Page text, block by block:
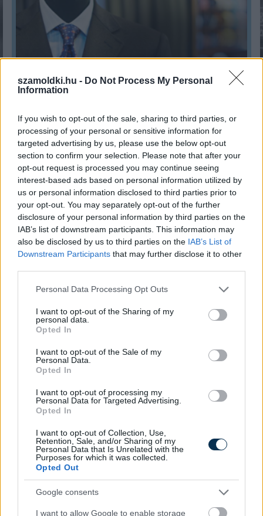
szamoldki.hu - Do Not Process My Personal
Information
If you wish to opt-out of the sale, sharing to third parties, or
processing of your personal or sensitive information for
targeted advertising by us, please use the below opt-out
section to confirm your selection. Please note that after your
opt-out request is processed you may continue seeing
interest-based ads based on personal information utilized by
us or personal information disclosed to third parties prior to
your opt-out. You may separately opt-out of the further
disclosure of your personal information by third parties on the
IAB’s list of downstream participants. This information may
also be disclosed by us to third parties on the IAB’s List of
Downstream Participants that may further disclose it to other
Please note that this website/app uses one or more Google
not limited to your visit or usage behaviour. You may click to
grant or deny consent to Google and its third-party tags to
use your data for below specified purposes in below Google
consent section.
Personal Data Processing Opt Outs
I want to opt-out of the Sharing of my
personal data.
Opted In
I want to opt-out of the Sale of my
Personal Data.
Opted In
I want to opt-out of processing my
Personal Data for Targeted Advertising.
Opted In
I want to opt-out of Collection, Use,
Retention, Sale, and/or Sharing of my
Personal Data that Is Unrelated with the
Purposes for which it was collected.
Opted Out
Google consents
I want to allow Google to enable storage
Férfi ruhaméret átváltás
Fix számokkal lottózol? Most megtudhatod, nyertél
volna-e valaha!
Gépkocsi üzemanyag-fogyasztási költség kalkulátor
KISZÁMOLOM!